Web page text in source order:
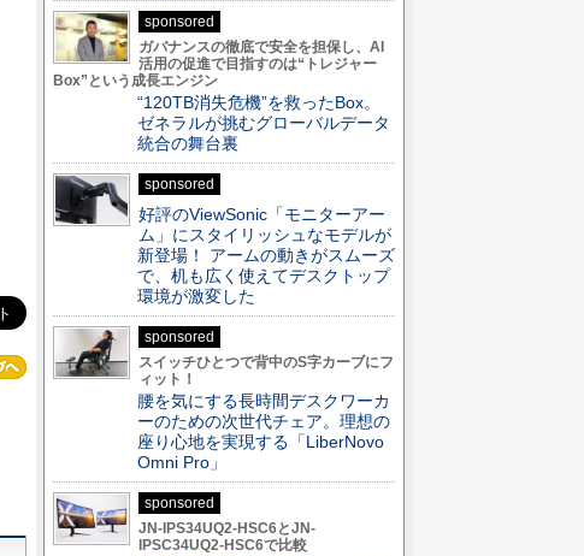
sponsored
ガバナンスの徹底で安全を担保し、AI
活用の促進で目指すのは“トレジャー
Box”という成長エンジン
“120TB消失危機”を救ったBox。
ゼネラルが挑むグローバルデータ
統合の舞台裏
sponsored
好評のViewSonic「モニターアー
ム」にスタイリッシュなモデルが
新登場！ アームの動きがスムーズ
で、机も広く使えてデスクトップ
環境が激変した
sponsored
スイッチひとつで背中のS字カーブにフ
ィット！
腰を気にする長時間デスクワーカ
ーのための次世代チェア。理想の
座り心地を実現する「LiberNovo
Omni Pro」
sponsored
JN-IPS34UQ2-HSC6とJN-
IPSC34UQ2-HSC6で比較